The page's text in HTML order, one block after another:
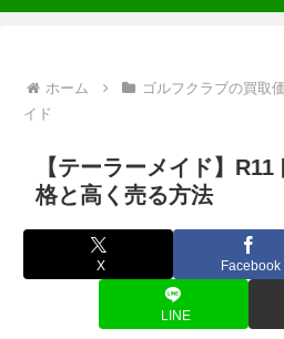
ホーム ゴルフクラブの買取
イド
【テーラーメイド】
格と高く売る方法
X Facebook
LINE